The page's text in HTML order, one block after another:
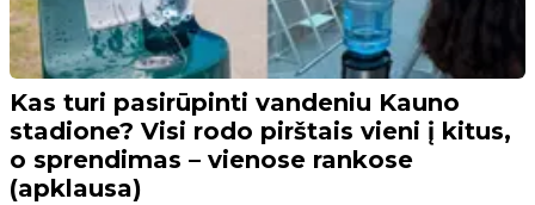
Kas turi pasirūpinti vandeniu Kauno
stadione? Visi rodo pirštais vieni į kitus,
o sprendimas – vienose rankose
(apklausa)